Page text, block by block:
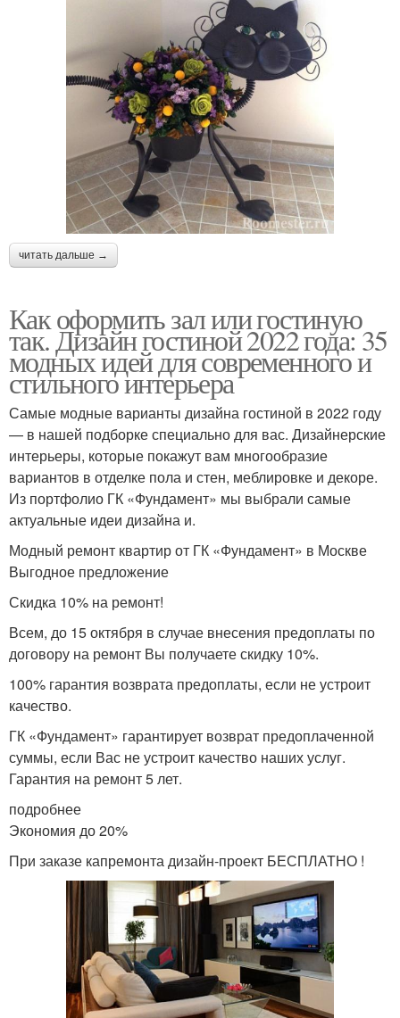
читать дальше →
Как оформить зал или гостиную
так. Дизайн гостиной 2022 года: 35
модных идей для современного и
стильного интерьера
Самые модные варианты дизайна гостиной в 2022 году
— в нашей подборке специально для вас. Дизайнерские
интерьеры, которые покажут вам многообразие
вариантов в отделке пола и стен, меблировке и декоре.
Из портфолио ГК «Фундамент» мы выбрали самые
актуальные идеи дизайна и.
Модный ремонт квартир от ГК «Фундамент» в Москве
Выгодное предложение
Скидка 10% на ремонт!
Всем, до 15 октября в случае внесения предоплаты по
договору на ремонт Вы получаете скидку 10%.
100% гарантия возврата предоплаты, если не устроит
качество.
ГК «Фундамент» гарантирует возврат предоплаченной
суммы, если Вас не устроит качество наших услуг.
Гарантия на ремонт 5 лет.
подробнее
Экономия до 20%
При заказе капремонта дизайн-проект БЕСПЛАТНО !